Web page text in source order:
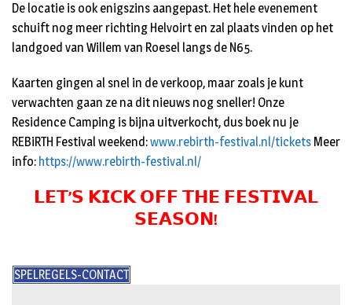
De locatie is ook enigszins aangepast. Het hele evenement
schuift nog meer richting Helvoirt en zal plaats vinden op het
landgoed van Willem van Roesel langs de N65.
Kaarten gingen al snel in de verkoop, maar zoals je kunt
verwachten gaan ze na dit nieuws nog sneller! Onze
Residence Camping is bijna uitverkocht, dus boek nu je
REBiRTH Festival weekend:www.rebirth-festival.nl/tickets Meer
info: https://www.rebirth-festival.nl/
𝗟𝗘𝗧’𝗦 𝗞𝗜𝗖𝗞 𝗢𝗙𝗙 𝗧𝗛𝗘 𝗙𝗘𝗦𝗧𝗜𝗩𝗔𝗟
𝗦𝗘𝗔𝗦𝗢𝗡!
SPELREGELS-CONTACT